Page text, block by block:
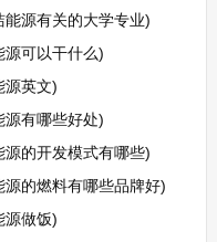
源有关的大学专业)
源可以干什么)
源英文)
源有哪些好处)
的开发模式有哪些)
的燃料有哪些品牌好)
源做饭)